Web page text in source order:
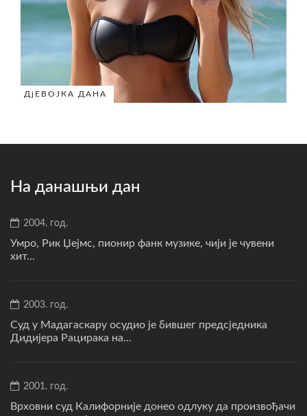
ДјЕВОЈКА ДАНА
На данашњи дан
2004. год.
Умро, Рик Џејмс, пионир фанк музике, чији је чувени
хит...
2003. год.
Суд у Мадагаскару осудио је бившег предсједника
Дидијера Рацирака на...
2001. год.
Врховни суд Калифорније донео одлуку да произвођачи